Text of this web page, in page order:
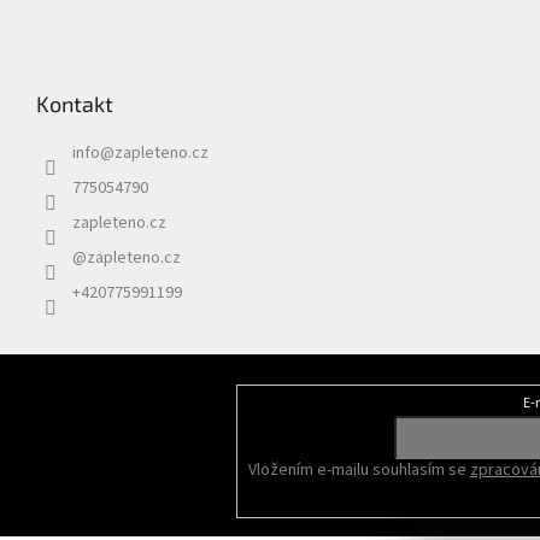
Kontakt
info@zapleteno.cz
775054790
zapleteno.cz
@zapleteno.cz
+420775991199
Vložením e-mailu souhlasím se